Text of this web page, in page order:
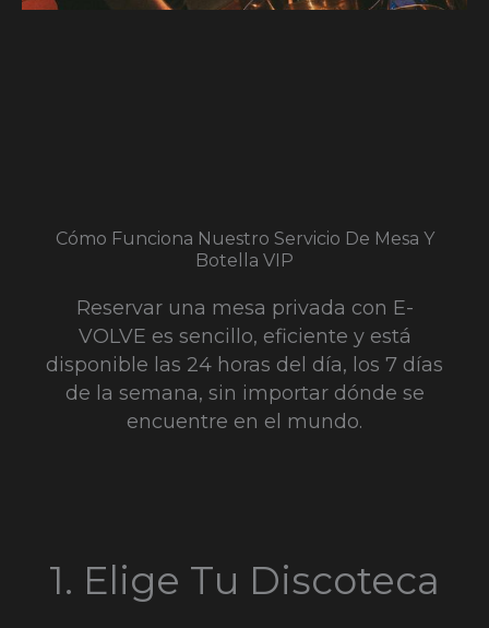
Cómo Funciona Nuestro Servicio De Mesa Y
Botella VIP
Reservar una mesa privada con E-
VOLVE es sencillo, eficiente y está
disponible las 24 horas del día, los 7 días
de la semana, sin importar dónde se
encuentre en el mundo.
1. Elige Tu Discoteca